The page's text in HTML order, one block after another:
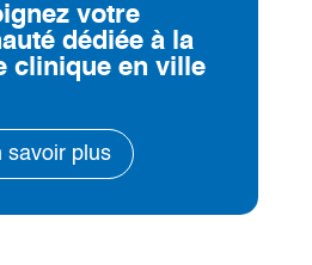
votre
dédiée à la
clinique en ville
savoir plus